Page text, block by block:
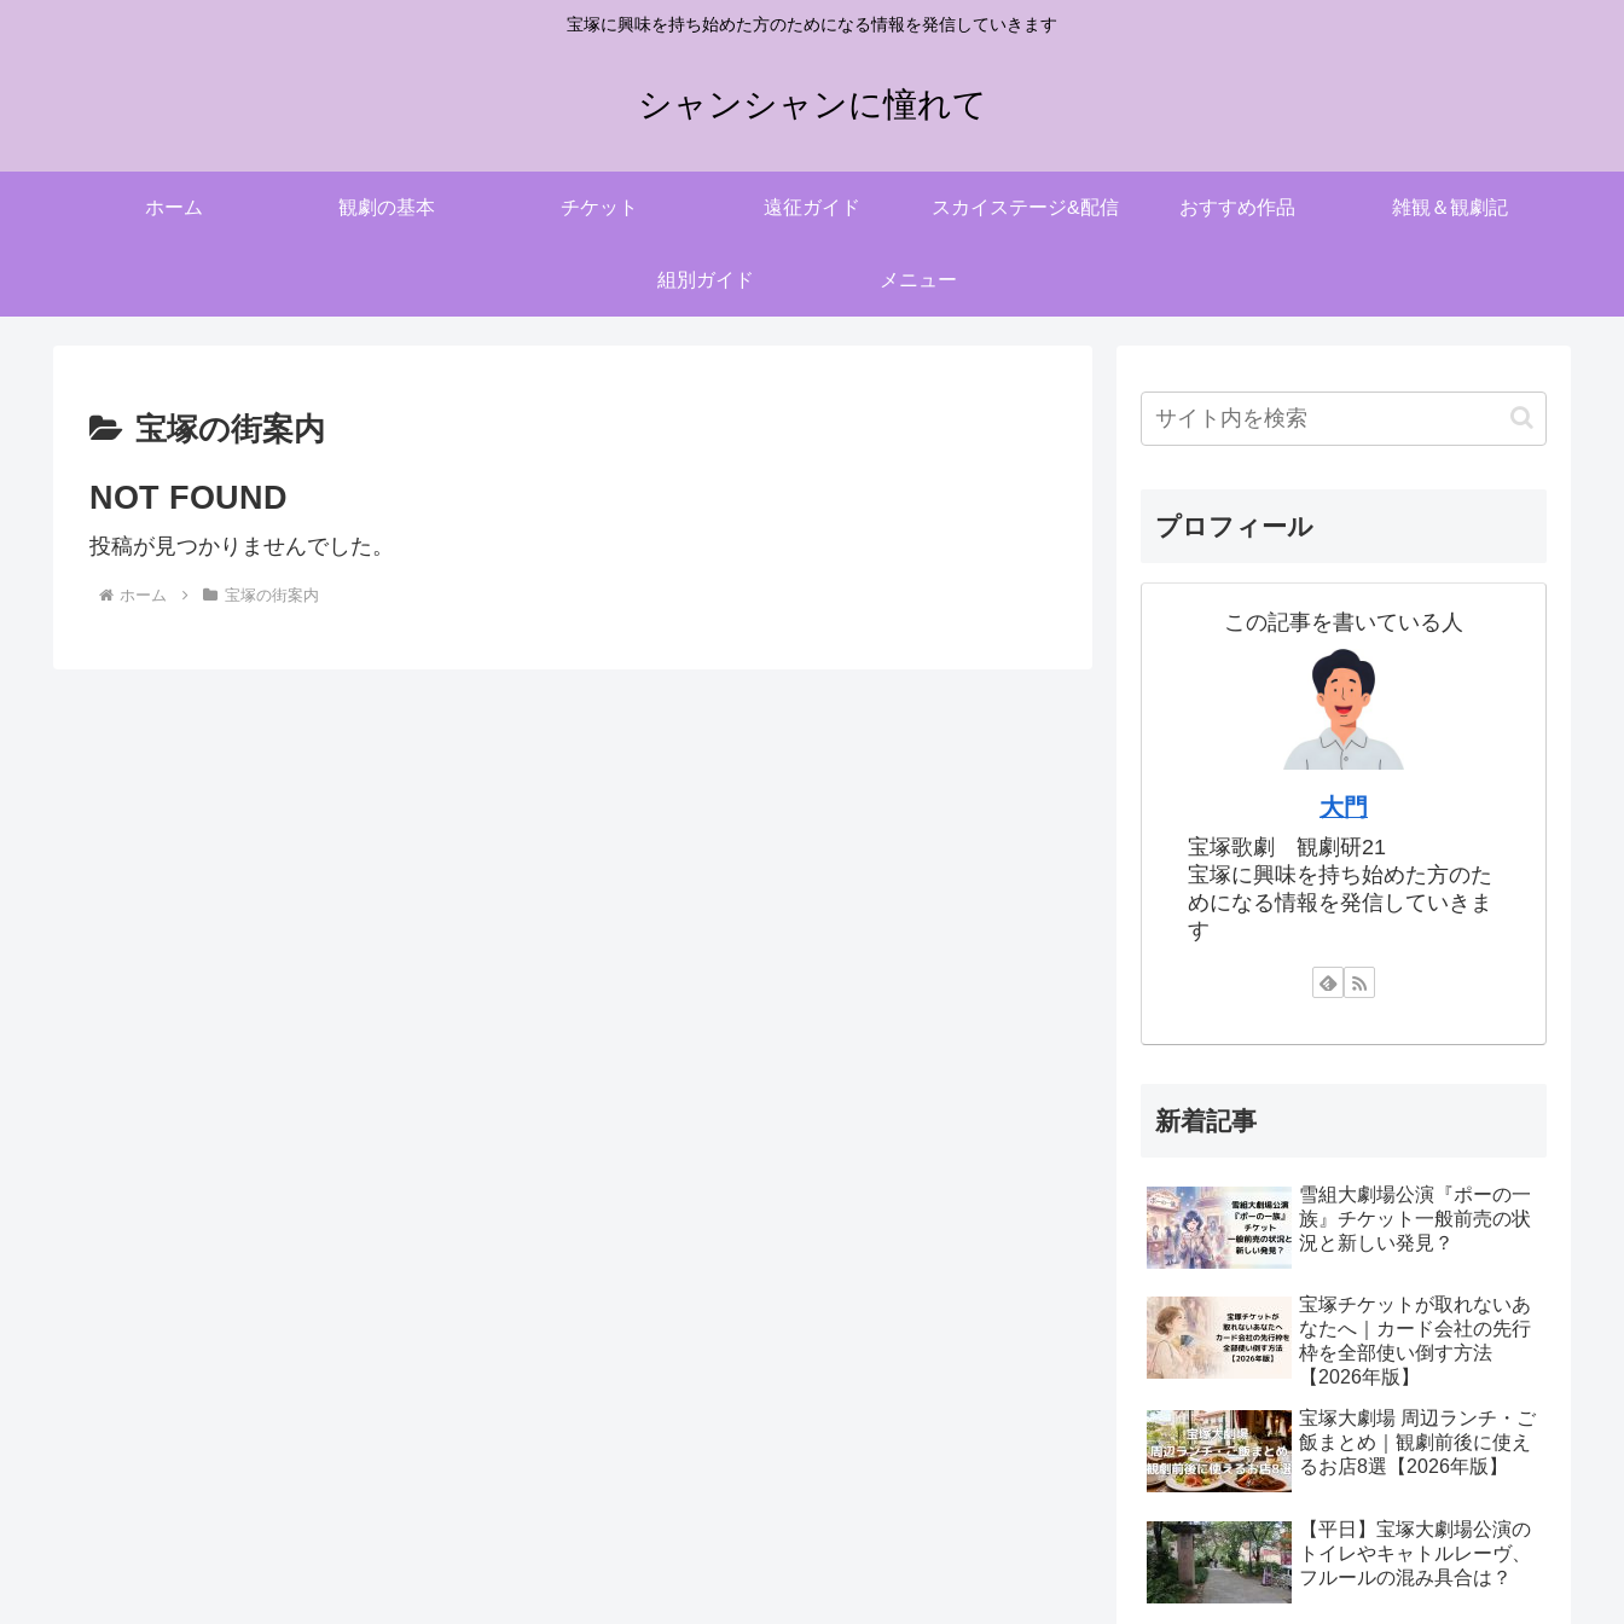
宝塚に興味を持ち始めた方のためになる情報を発信していきます
シャンシャンに憧れて
ホーム 観劇の基本 チケット 遠征ガイド スカイステージ&配信 おすすめ作品 雑観＆観劇記
組別ガイド メニュー
宝塚の街案内
NOT FOUND
投稿が見つかりませんでした。
ホーム 宝塚の街案内
プロフィール
この記事を書いている人
大門
宝塚歌劇 観劇研21
宝塚に興味を持ち始めた方のた
めになる情報を発信していきま
す
新着記事
雪組大劇場公演『ポーの一
族』チケット一般前売の状
況と新しい発見？
宝塚チケットが取れないあ
なたへ｜カード会社の先行
枠を全部使い倒す方法
【2026年版】
宝塚大劇場 周辺ランチ・ご
飯まとめ｜観劇前後に使え
るお店8選【2026年版】
【平日】宝塚大劇場公演の
トイレやキャトルレーヴ、
フルールの混み具合は？